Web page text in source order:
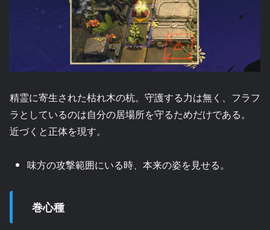
精霊に寄生された枯れ木の杭。守護する力は無く、フラフ
ラとしているのは自分の居場所を守るためだけである。
近づくと正体を現す。
味方の攻撃範囲にいる時、本来の姿を見せる。
巻心種